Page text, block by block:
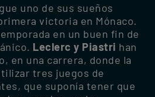
uno de sus sueños
victoria en Mónaco.
en un buen fin de
Leclerc y Piastri han
en una carrera, donde la
tres juegos de
que suponía tener que